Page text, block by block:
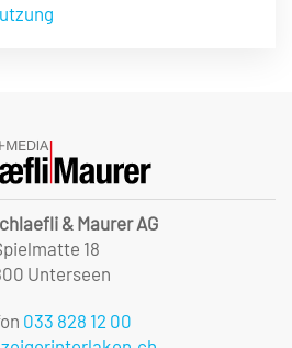
& Maurer AG
18
Unterseen
033 828 12 00